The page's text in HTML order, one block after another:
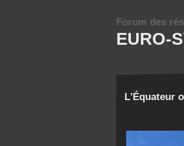
EURO-
Forum des
L'Équateur